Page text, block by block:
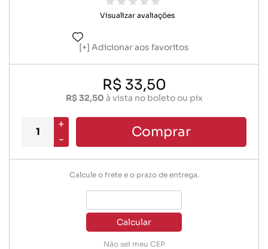
Visualizar avaliações
Adicionar aos favoritos
R$ 33,50
R$ 32,50 à vista no boleto ou pix
+
-
Comprar
Calcule o frete e o prazo de entrega.
Calcular
Não sei meu CEP